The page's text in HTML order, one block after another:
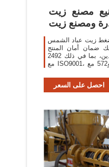
مصنع زيت
ومصنع زيت
ضغط زيت عباد الشمس
ضمان أمان المنتج
بالاختيار من المورِّدين المعتمدين، بما في ذلك 2492
مع ISO9001، و572 مع ISO14001، و353 مع شهادة
احصل على السعر